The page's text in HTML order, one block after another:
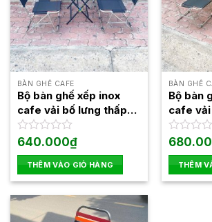
BÀN GHẾ CAFE
Bộ bàn ghế xếp inox
cafe vải bố lưng thấp
gấp gọn giá rẻ
Được
hạng
0
5
sao
640.000₫
THÊM VÀO GIỎ HÀNG
BÀN GHẾ
Bộ bàn
cafe
gấp gọn
Được
hạng
0
5
THÊM